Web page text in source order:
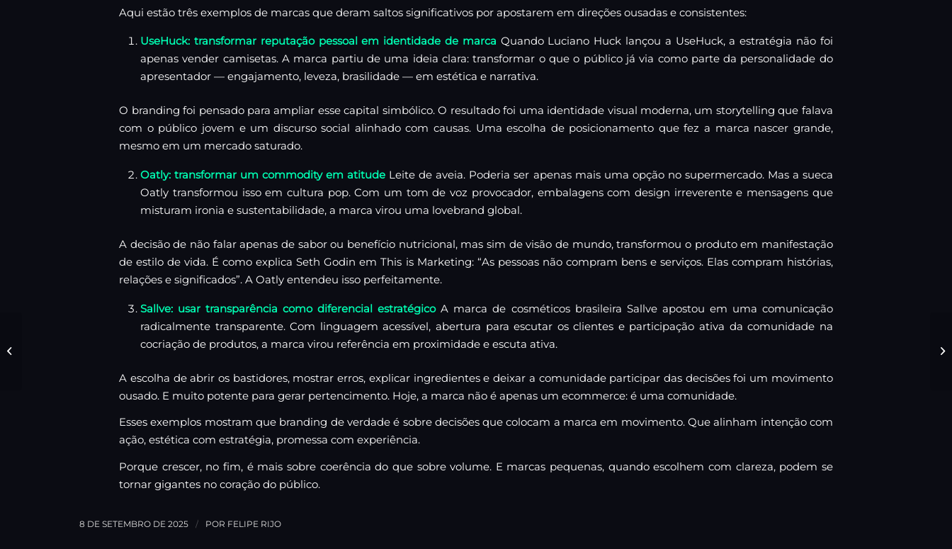
Aqui estão três exemplos de marcas que deram saltos significativos por apostarem em direções ousadas e consistentes:
UseHuck: transformar reputação pessoal em identidade de marca Quando Luciano Huck lançou a UseHuck, a estratégia não foi
apenas vender camisetas. A marca partiu de uma ideia clara: transformar o que o público já via como parte da personalidade do
apresentador — engajamento, leveza, brasilidade — em estética e narrativa.
O branding foi pensado para ampliar esse capital simbólico. O resultado foi uma identidade visual moderna, um storytelling que falava
com o público jovem e um discurso social alinhado com causas. Uma escolha de posicionamento que fez a marca nascer grande,
mesmo em um mercado saturado.
Oatly: transformar um commodity em atitude Leite de aveia. Poderia ser apenas mais uma opção no supermercado. Mas a sueca
Oatly transformou isso em cultura pop. Com um tom de voz provocador, embalagens com design irreverente e mensagens que
misturam ironia e sustentabilidade, a marca virou uma lovebrand global.
A decisão de não falar apenas de sabor ou benefício nutricional, mas sim de visão de mundo, transformou o produto em manifestação
de estilo de vida. É como explica Seth Godin emThis is Marketing: “As pessoas não compram bens e serviços. Elas compram histórias,
relações e significados”. A Oatly entendeu isso perfeitamente.
Sallve: usar transparência como diferencial estratégicoA marca de cosméticos brasileira Sallve apostou em uma comunicação
radicalmente transparente. Com linguagem acessível, abertura para escutar os clientes e participação ativa da comunidade na
cocriação de produtos, a marca virou referência em proximidade e escuta ativa.
A escolha de abrir os bastidores, mostrar erros, explicar ingredientes e deixar a comunidade participar das decisões foi um movimento
ousado. E muito potente para gerar pertencimento. Hoje, a marca não é apenas um ecommerce: é uma comunidade.
Esses exemplos mostram que branding de verdade é sobre decisões que colocam a marca em movimento. Que alinham intenção com
ação, estética com estratégia, promessa com experiência.
Porque crescer, no fim, é mais sobre coerência do que sobre volume. E marcas pequenas, quando escolhem com clareza, podem se
tornar gigantes no coração do público.
8 DE SETEMBRO DE 2025 / POR FELIPE RIJO